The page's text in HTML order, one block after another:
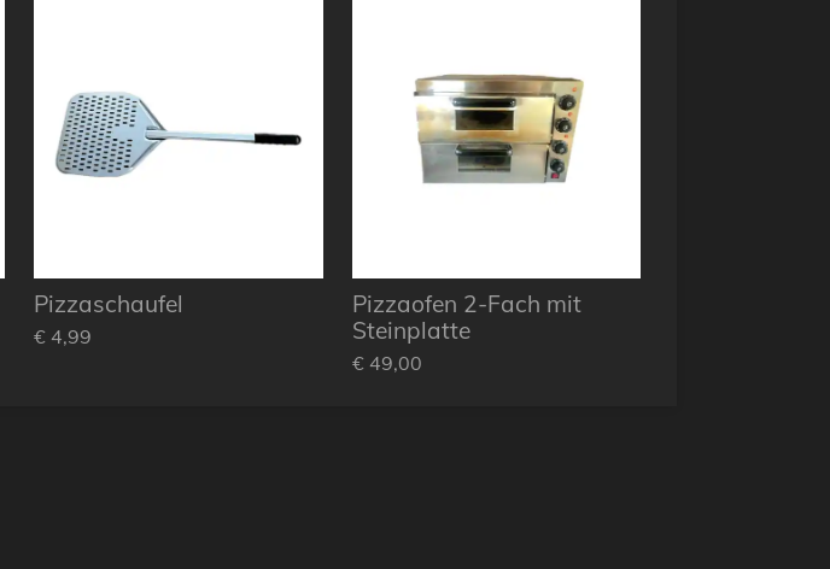
Pizzaschaufel
€ 4,99
Pizzaofen 2-Fach mit
Steinplatte
€ 49,00